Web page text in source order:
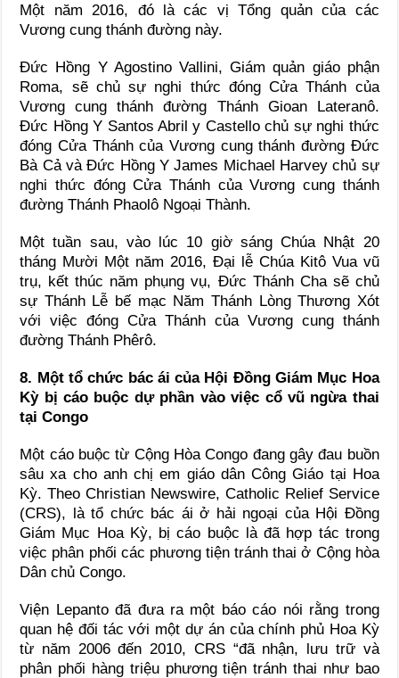
Một năm 2016, đó là các vị Tổng quản của các
Vương cung thánh đường này.
Ðức Hồng Y Agostino Vallini, Giám quản giáo phận
Roma, sẽ chủ sự nghi thức đóng Cửa Thánh của
Vương cung thánh đường Thánh Gioan Lateranô.
Ðức Hồng Y Santos Abril y Castello chủ sự nghi thức
đóng Cửa Thánh của Vương cung thánh đường Ðức
Bà Cả và Ðức Hồng Y James Michael Harvey chủ sự
nghi thức đóng Cửa Thánh của Vương cung thánh
đường Thánh Phaolô Ngoại Thành.
Một tuần sau, vào lúc 10 giờ sáng Chúa Nhật 20
tháng Mười Một năm 2016, Ðại lễ Chúa Kitô Vua vũ
trụ, kết thúc năm phụng vụ, Ðức Thánh Cha sẽ chủ
sự Thánh Lễ bế mạc Năm Thánh Lòng Thương Xót
với việc đóng Cửa Thánh của Vương cung thánh
đường Thánh Phêrô.
8. Một tổ chức bác ái của Hội Đồng Giám Mục Hoa
Kỳ bị cáo buộc dự phần vào việc cổ vũ ngừa thai
tại Congo
Một cáo buộc từ Cộng Hòa Congo đang gây đau buồn
sâu xa cho anh chị em giáo dân Công Giáo tại Hoa
Kỳ. Theo Christian Newswire, Catholic Relief Service
(CRS), là tổ chức bác ái ở hải ngoại của Hội Đồng
Giám Mục Hoa Kỳ, bị cáo buộc là đã hợp tác trong
việc phân phối các phương tiện tránh thai ở Cộng hòa
Dân chủ Congo.
Viện Lepanto đã đưa ra một báo cáo nói rằng trong
quan hệ đối tác với một dự án của chính phủ Hoa Kỳ
từ năm 2006 đến 2010, CRS “đã nhận, lưu trữ và
phân phối hàng triệu phương tiện tránh thai như bao